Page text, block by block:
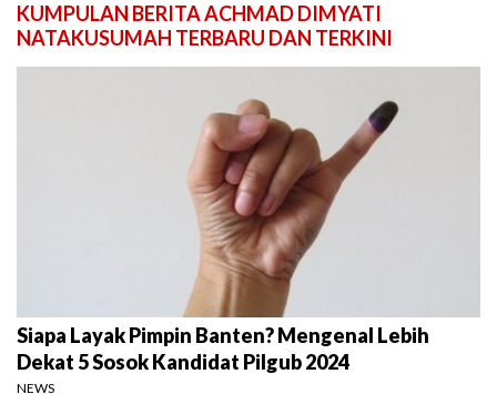
KUMPULAN BERITA ACHMAD DIMYATI
NATAKUSUMAH TERBARU DAN TERKINI
Siapa Layak Pimpin Banten? Mengenal Lebih
Dekat 5 Sosok Kandidat Pilgub 2024
NEWS